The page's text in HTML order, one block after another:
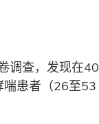
调查，发现在40
喘患者（26至53